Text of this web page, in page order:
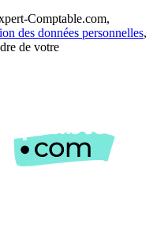
Comptable.com,
des données personnelles,
de votre